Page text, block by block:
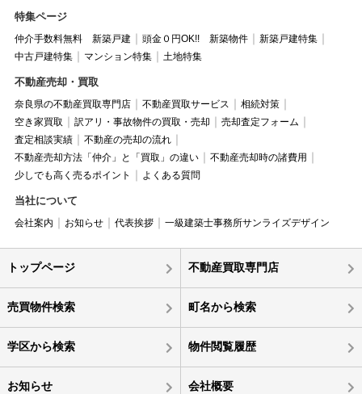
特集ページ
仲介手数料無料 新築戸建 頭金０円OK!! 新築物件
新築戸建特集
中古戸建特集
マンション特集 土地特集
不動産売却・買取
奈良県の不動産買取専門店 不動産買取サービス
相続対策
空き家買取
訳アリ・事故物件の買取・売却
売却査定フォーム
査定相談実績
不動産の売却の流れ
不動産売却方法「仲介」と「買取」の違い
不動産売却時の諸費用
少しでも高く売るポイント
よくある質問
当社について
会社案内 お知らせ 代表挨拶 一級建築士事務所サンライズデザイン
トップページ 不動産買取専門店
売買物件検索 町名から検索
学区から検索 物件閲覧履歴
お知らせ 会社概要